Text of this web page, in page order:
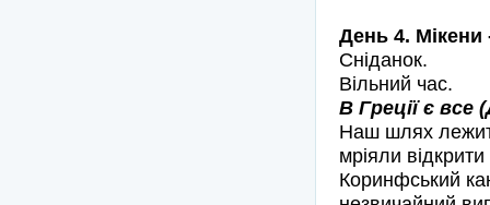
День 4. Мікени
Сніданок.
Вільний час.
В Греції є все
Наш шлях
мріяли
Коринфський